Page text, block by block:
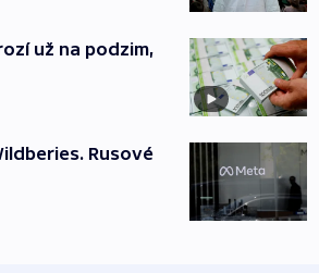
už na podzim,
Rusové